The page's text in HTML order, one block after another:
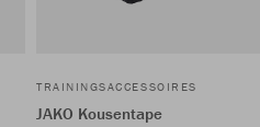
TRAININGSACCESSOIRES
JAKO Kousentape